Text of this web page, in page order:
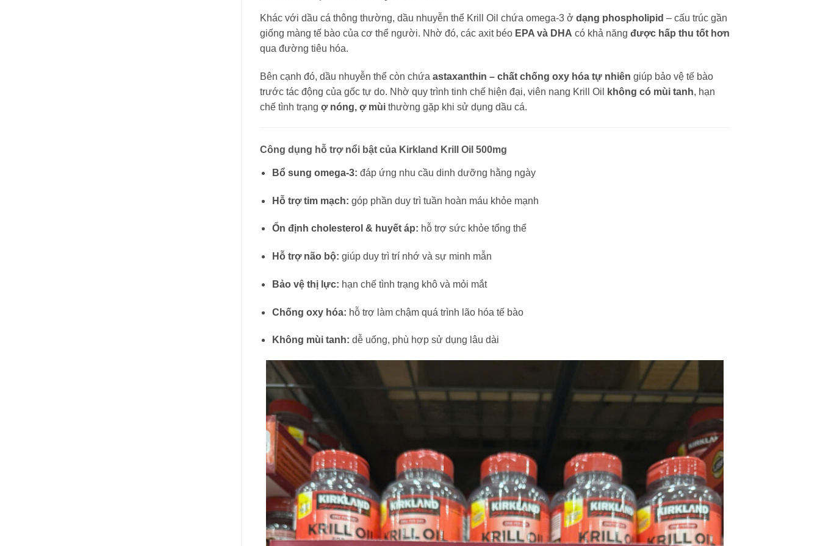
Khác với dầu cá thông thường, dầu nhuyễn thể Krill Oil chứa omega-3 ở dạng phospholipid – cấu trúc gần
giống màng tế bào của cơ thể người. Nhờ đó, các axit béo EPA và DHA có khả năng được hấp thu tốt hơn
qua đường tiêu hóa.
Bên cạnh đó, dầu nhuyễn thể còn chứa astaxanthin – chất chống oxy hóa tự nhiên giúp bảo vệ tế bào
trước tác động của gốc tự do. Nhờ quy trình tinh chế hiện đại, viên nang Krill Oil
không có mùi tanh, hạn
chế tình trạng ợ nóng, ợ mùithường gặp khi sử dụng dầu cá.
Công dụng hỗ trợ nổi bật của Kirkland Krill Oil 500mg
Bổ sung omega-3: đáp ứng nhu cầu dinh dưỡng hằng ngày
Hỗ trợ tim mạch: góp phần duy trì tuần hoàn máu khỏe mạnh
Ổn định cholesterol & huyết áp: hỗ trợ sức khỏe tổng thể
Hỗ trợ não bộ: giúp duy trì trí nhớ và sự minh mẫn
Bảo vệ thị lực: hạn chế tình trạng khô và mỏi mắt
Chống oxy hóa: hỗ trợ làm chậm quá trình lão hóa tế bào
Không mùi tanh: dễ uống, phù hợp sử dụng lâu dài